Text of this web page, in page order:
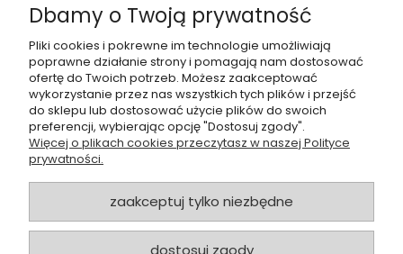
Dołącz do naszejgrupy facebookowej !
POMOC
SKLEP
Dbamy o Twoją prywatność
Pliki cookies i pokrewne im technologie umożliwiają
poprawne działanie strony i pomagają nam dostosować
ofertę do Twoich potrzeb. Możesz zaakceptować
wykorzystanie przez nas wszystkich tych plików i przejść
do sklepu lub dostosować użycie plików do swoich
preferencji, wybierając opcję "Dostosuj zgody".
Więcej o plikach cookies przeczytasz w naszej Polityce
prywatności.
zaakceptuj tylko niezbędne
dostosuj zgody